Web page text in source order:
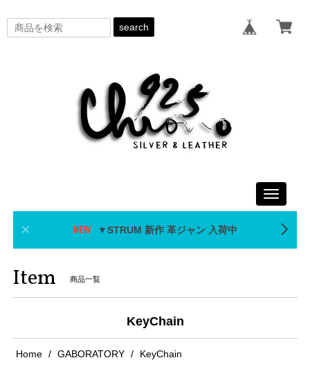
search
Toggle
▼STRUM 新作 革ジャン 入荷中
Item 商品一覧
KeyChain
Home GABORATORY KeyChain